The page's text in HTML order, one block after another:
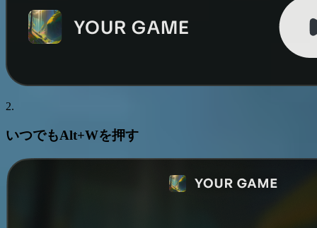
2.
いつでもAlt+Wを押す